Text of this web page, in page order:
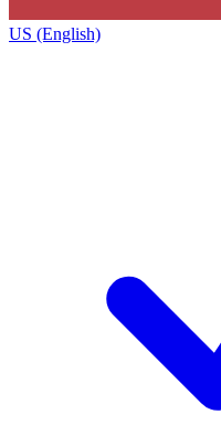
US (English)